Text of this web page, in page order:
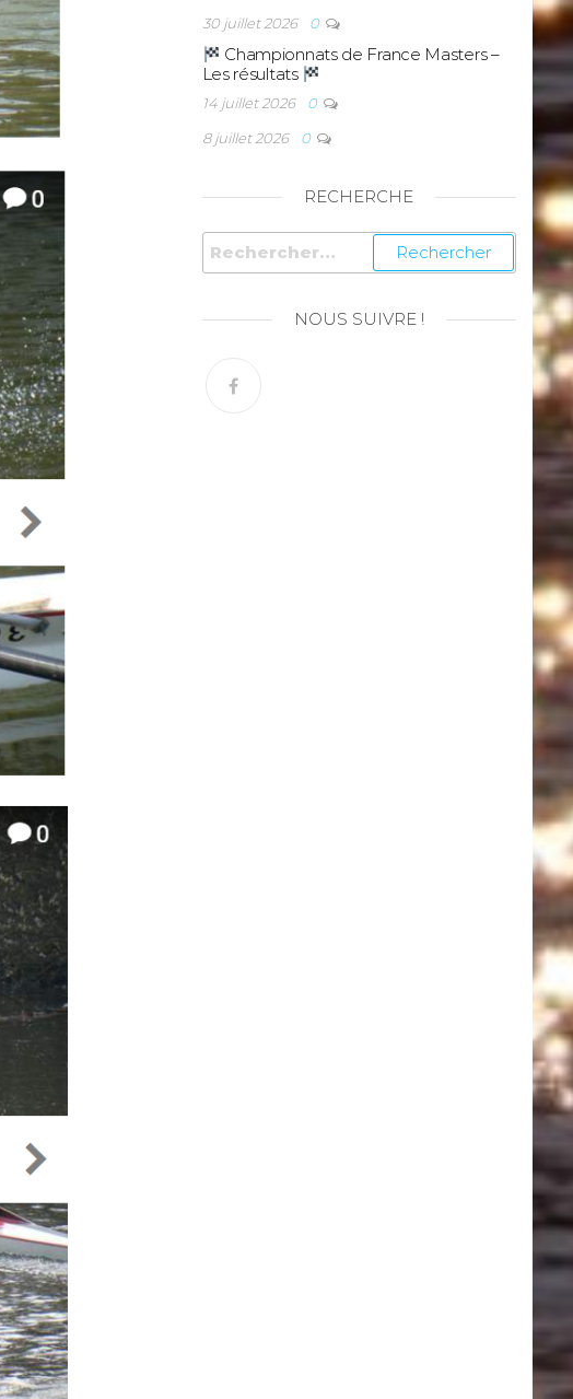
30 juillet 2026 0
Championnats de France Masters –
Les résultats
14 juillet 2026
0
8 juillet 2026
0
RECHERCHE
NOUS SUIVRE !